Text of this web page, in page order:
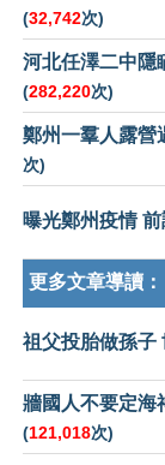
(32,742次)
河北任澤二中隱
(282,220次)
鄭州一羣人露營
次)
曝光鄭州疫情
更多文章導讀：
祖父投胎做孫子
牆國人不要定海
(121,018次)